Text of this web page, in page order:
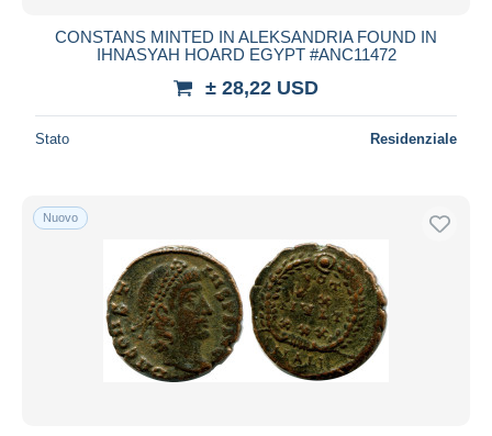
CONSTANS MINTED IN ALEKSANDRIA FOUND IN
IHNASYAH HOARD EGYPT #ANC11472
± 28,22 USD
Stato Residenziale
Nuovo